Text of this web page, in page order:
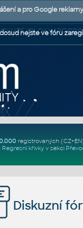
| BLOKY |
registrovaných
Regresní křivkyv sekci
Diskuzní
a pro Google
nejste ve fóru